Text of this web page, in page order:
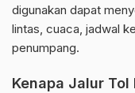
digunakan dapat
lintas, cuaca, jadwal
penumpang.
Kenapa Jalur